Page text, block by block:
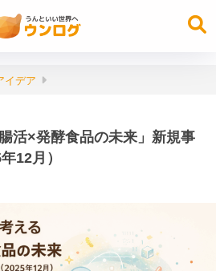
イデア
活×発酵食品の未来」新規事
12月）